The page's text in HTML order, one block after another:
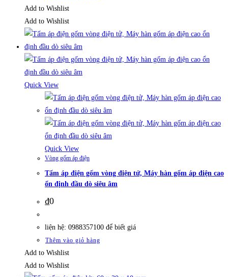
Add to Wishlist
Add to Wishlist
Quick View
Quick View
Vòng gốm áp điện
Tấm áp điện gốm vòng điện tử, Máy hàn gốm áp điện cao
ổn định đầu dò siêu âm
₫0
liện hệ: 0988357100 để biết giá
Thêm vào giỏ hàng
Add to Wishlist
Add to Wishlist